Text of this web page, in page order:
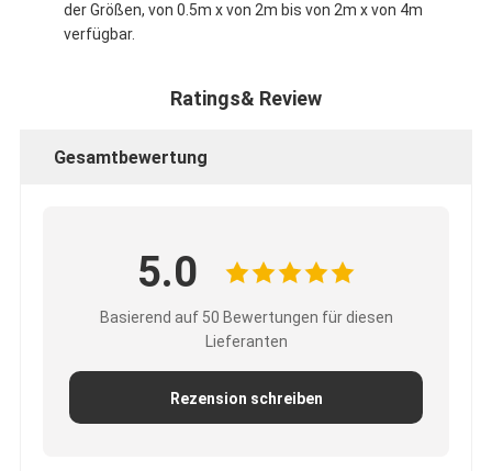
der Größen, von 0.5m x von 2m bis von 2m x von 4m
verfügbar.
Ratings& Review
Gesamtbewertung
5.0
Basierend auf 50 Bewertungen für diesen
Lieferanten
Rezension schreiben